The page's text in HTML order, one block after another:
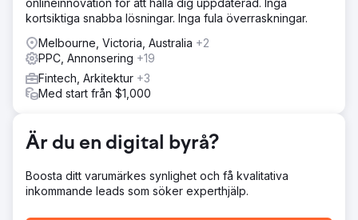
För att bygga varumärke och öka medvetenheten
utarbetade vi en omnikanalstrategi baserad på vår
branscherfarenhet som skulle möta kraven på leadvolym
och konvertering. När kampanjen väl fått fart har kunden
regelbundet säkrat 15–20 nya bostadskontrakt per månad.
Resultat
% ökning av leads på Google Ads
Gå till byråsida
onlineinnovation för att hålla dig uppdaterad. Inga
kortsiktiga snabba lösningar. Inga fula överraskningar.
Melbourne, Victoria, Australia +2
PPC, Annonsering +19
Fintech, Arkitektur +3
Med start från $1,000
Är du en digital byrå?
Boosta ditt varumärkes synlighet och få kvalitativa
inkommande leads som söker experthjälp.